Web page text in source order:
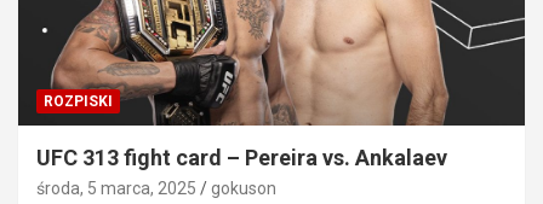
ROZPISKI
UFC 313 fight card – Pereira vs. Ankalaev
środa, 5 marca, 2025 gokuson